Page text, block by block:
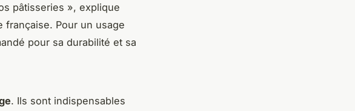
pâtisseries », explique
française. Pour un usage
pour sa durabilité et sa
. Ils sont indispensables